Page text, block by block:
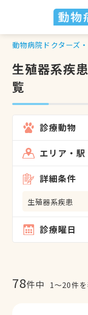
動物病院ドクターズ
生殖器系疾
覧
診療動物
エリア・駅
詳細条件
生殖器系疾患
診療曜日
78件中 1〜20件